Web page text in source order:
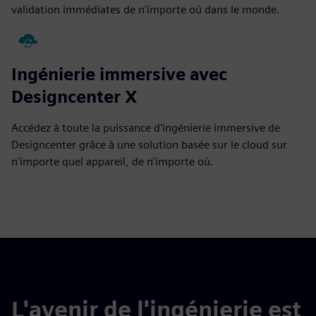
validation immédiates de n'importe où dans le monde.
Ingénierie immersive avec
Designcenter X
Accédez à toute la puissance d'ingénierie immersive de
Designcenter grâce à une solution basée sur le cloud sur
n'importe quel appareil, de n'importe où.
L'avenir de l'ingénierie est